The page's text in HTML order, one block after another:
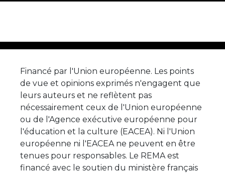
Financé par l'Union européenne. Les points
de vue et opinions exprimés n'engagent que
leurs auteurs et ne reflètent pas
nécessairement ceux de l'Union européenne
ou de l'Agence exécutive européenne pour
l'éducation et la culture (EACEA). Ni l'Union
européenne ni l'EACEA ne peuvent en être
tenues pour responsables. Le REMA est
financé avec le soutien du ministère français